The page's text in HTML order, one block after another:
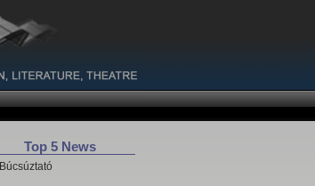
Top 5 News
Búcsúztató